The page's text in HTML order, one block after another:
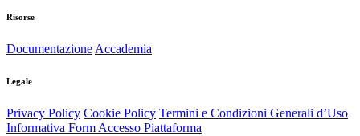
Risorse
Documentazione Accademia
Legale
Privacy Policy Cookie Policy Termini e Condizioni Generali d’Uso
Informativa Form Accesso Piattaforma